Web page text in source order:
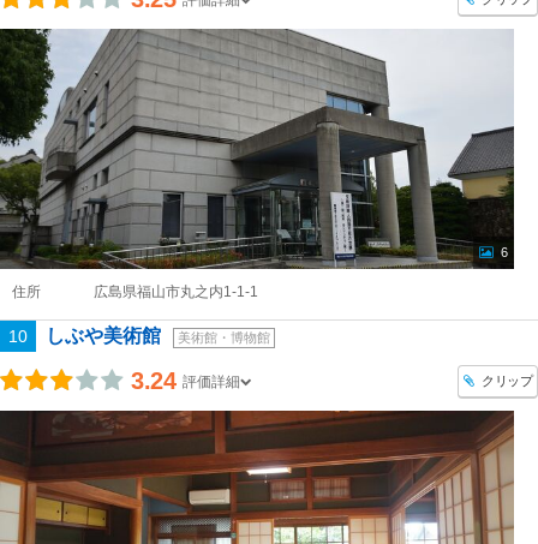
6
住所 広島県福山市丸之内1-1-1
10 しぶや美術館 美術館・博物館
3.24 評価詳細 クリップ